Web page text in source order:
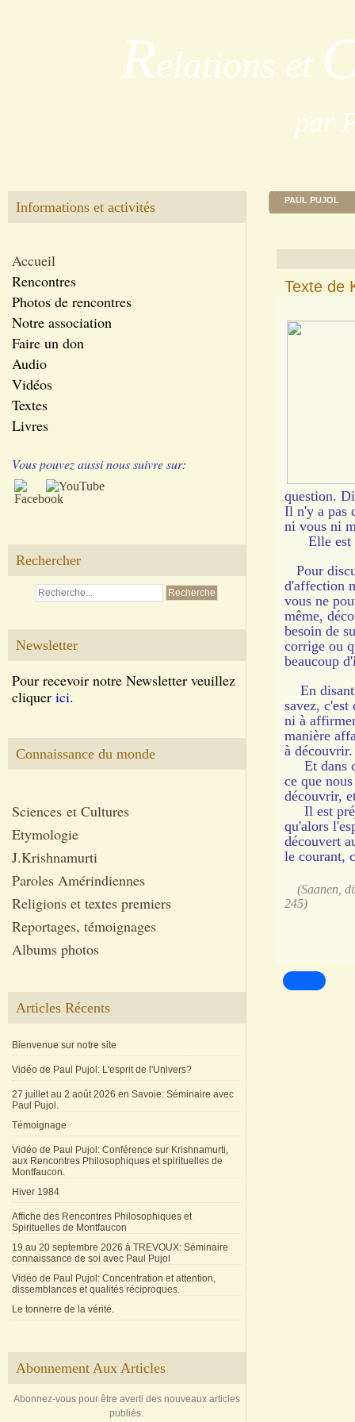
Relations et
par
Informations et activités
Accueil
Rencontres
Photos de rencontres
Notre association
Faire un don
Audio
Vidéos
Textes
Livres
Vous pouvez aussi nous suivre sur:
Rechercher
Newsletter
Pour recevoir notre Newsletter veuillez
cliquer ici.
Connaissance du monde
Sciences et Cultures
Etymologie
J.Krishnamurti
Paroles Amérindiennes
Religions et textes premiers
Reportages, témoignages
Albums photos
Articles Récents
Bienvenue sur notre site
Vidéo de Paul Pujol: L'esprit de l'Univers?
27 juillet au 2 août 2026 en Savoie: Séminaire avec
Paul Pujol.
Témoignage
Vidéo de Paul Pujol: Conférence sur Krishnamurti,
aux Rencontres Philosophiques et spirituelles de
Montfaucon.
Hiver 1984
Affiche des Rencontres Philosophiques et
Spirituelles de Montfaucon
19 au 20 septembre 2026 à TREVOUX: Séminaire
connaissance de soi avec Paul Pujol
Vidéo de Paul Pujol: Concentration et attention,
dissemblances et qualités réciproques.
Le tonnerre de la vérité.
Abonnement Aux Articles
Abonnez-vous pour être averti des nouveaux articles
publiés.
PAUL PUJOL
Texte de
question.
Il n'y a pas
ni vous ni
Elle est
Pour
d'affection
vous ne
même,
besoin de
corrige ou
beaucoup
En disant
savez, c'est
ni à
manière
à découvrir.
Et dans
ce que
découvrir,
Il est
qu'alors
découvert
le courant,
(Saanen,
245)